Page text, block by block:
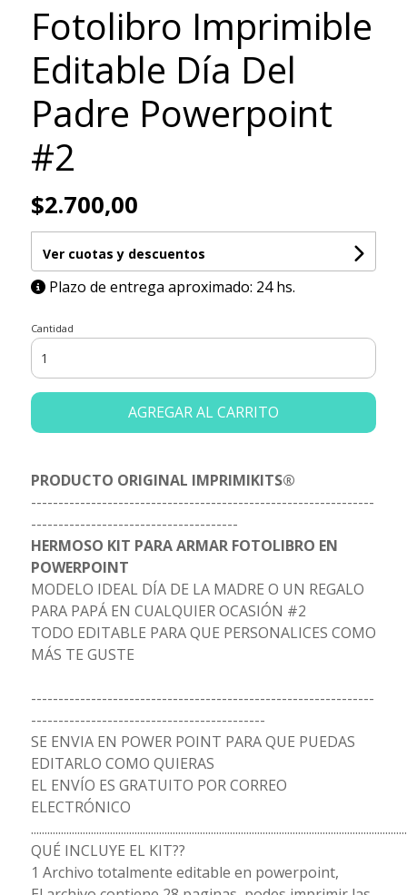
Fotolibro Imprimible
Editable Día Del
Padre Powerpoint
#2
$2.700,00
Ver cuotas y descuentos
Plazo de entrega aproximado: 24 hs.
Cantidad
AGREGAR AL CARRITO
PRODUCTO ORIGINAL IMPRIMIKITS®
---------------------------------------------------------------
--------------------------------------
HERMOSO KIT PARA ARMAR FOTOLIBRO EN
POWERPOINT
MODELO IDEAL DÍA DE LA MADRE O UN REGALO
PARA PAPÁ EN CUALQUIER OCASIÓN #2
TODO EDITABLE PARA QUE PERSONALICES COMO
MÁS TE GUSTE
---------------------------------------------------------------
-------------------------------------------
SE ENVIA EN POWER POINT PARA QUE PUEDAS
EDITARLO COMO QUIERAS
EL ENVÍO ES GRATUITO POR CORREO
ELECTRÓNICO
QUÉ INCLUYE EL KIT??
1 Archivo totalmente editable en powerpoint,